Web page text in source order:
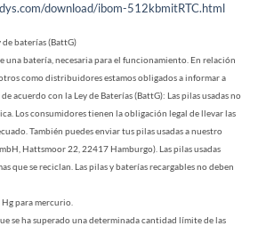
download/ibom-512kbmitRTC.html
baterías (BattG)
una batería, necesaria para el funcionamiento. En relación
como distribuidores estamos obligados a informar a
acuerdo con la Ley de Baterías (BattG): Las pilas usadas no
Los consumidores tienen la obligación legal de llevar las
También puedes enviar tus pilas usadas a nuestro
Hattsmoor 22, 22417 Hamburgo). Las pilas usadas
que se reciclan. Las pilas y baterías recargables no deben
para mercurio.
se ha superado una determinada cantidad límite de las